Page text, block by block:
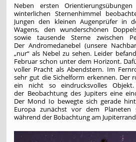
Neben ersten
winterlichen Sternenhimmel
Jungen den kleinen Augenprüfer in
Wagens, den wunderschönen
sowie tausende Sterne zwischen
Der Andromedanebel (unsere
„nur“ als Nebel zu sehen. Leider
Februar schon unter dem Horizont.
voller Pracht als Abendstern. Im
sehr gut die Sichelform erkennen. Der
ein nicht so eindrucksvolles
der Beobachtung des Jupiters eine
Der Mond Io bewegte sich gerade
Europa zunächst vor dem
während der Bobachtung am